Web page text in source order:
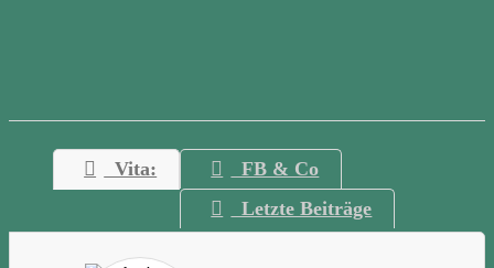
Vita:
FB & Co
Letzte Beiträge